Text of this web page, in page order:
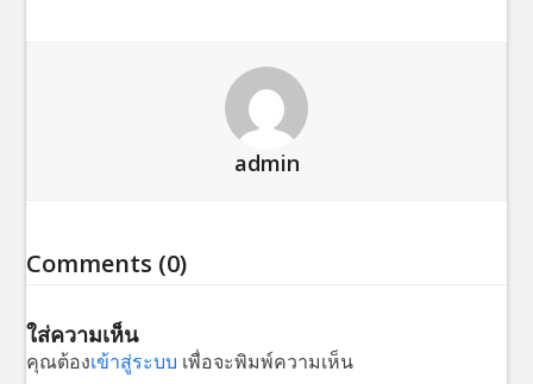
admin
Comments (0)
ใส่ความเห็น
คุณต้องเข้าสู่ระบบ เพื่อจะพิมพ์ความเห็น